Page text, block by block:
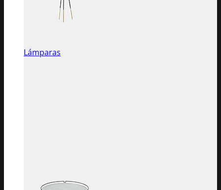
Lámparas